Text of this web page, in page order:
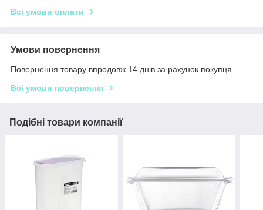
Всі умови оплати
Умови повернення
Повернення товару впродовж 14 днів за рахунок покупця
Всі умови повернення
Подібні товари компанії